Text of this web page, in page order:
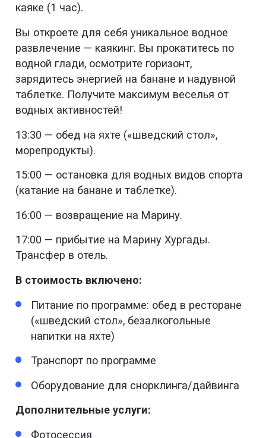
каяке (1 час).
Вы откроете для себя уникальное водное
развлечение — каякинг. Вы прокатитесь по
водной глади, осмотрите горизонт,
зарядитесь энергией на банане и надувной
таблетке. Получите максимум веселья от
водных активностей!
13:30 — обед на яхте («шведский стол»,
морепродукты).
15:00 — остановка для водных видов спорта
(катание на банане и таблетке).
16:00 — возвращение на Марину.
17:00 — прибытие на Марину Хургады.
Трансфер в отель.
В стоимость включено:
Питание по программе: обед в ресторане
(«шведский стол», безалкогольные
напитки на яхте)
Транспорт по программе
Оборудование для снорклинга/дайвинга
Дополнительные услуги:
Фотосессия